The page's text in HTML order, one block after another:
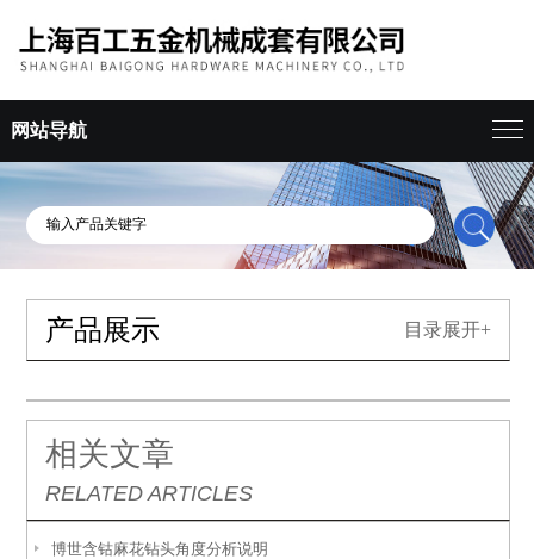
网站导航
产品展示 目录展开+
相关文章
RELATED ARTICLES
博世含钴麻花钻头角度分析说明